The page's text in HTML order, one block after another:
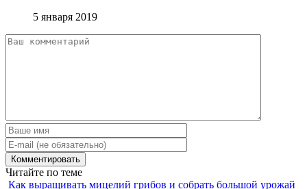
5 января 2019
Читайте по теме
Как выращивать мицелий грибов и собрать большой урожай